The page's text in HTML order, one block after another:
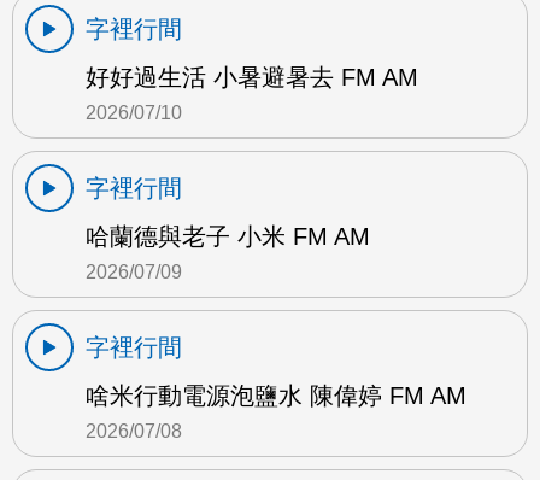
字裡行間
好好過生活 小暑避暑去 FM AM
2026/07/10
字裡行間
哈蘭德與老子 小米 FM AM
2026/07/09
字裡行間
啥米行動電源泡鹽水 陳偉婷 FM AM
2026/07/08